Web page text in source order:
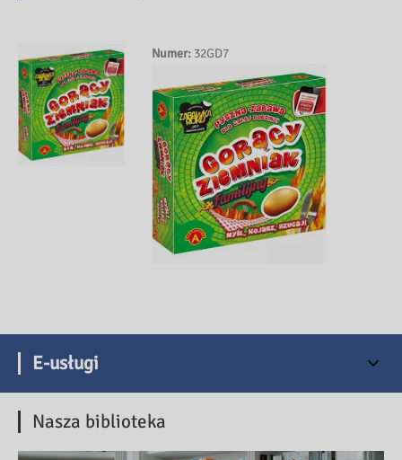
Numer: 32GD7
E-usługi
Nasza biblioteka